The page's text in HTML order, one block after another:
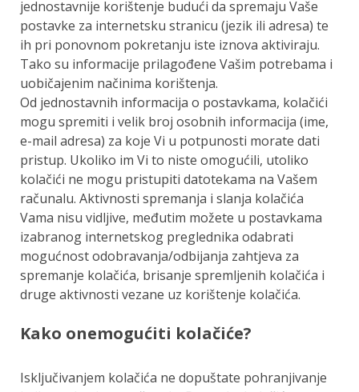
jednostavnije korištenje budući da spremaju Vaše
postavke za internetsku stranicu (jezik ili adresa) te
ih pri ponovnom pokretanju iste iznova aktiviraju.
Tako su informacije prilagođene Vašim potrebama i
uobičajenim načinima korištenja.
Od jednostavnih informacija o postavkama, kolačići
mogu spremiti i velik broj osobnih informacija (ime,
e-mail adresa) za koje Vi u potpunosti morate dati
pristup. Ukoliko im Vi to niste omogućili, utoliko
kolačići ne mogu pristupiti datotekama na Vašem
računalu. Aktivnosti spremanja i slanja kolačića
Vama nisu vidljive, međutim možete u postavkama
izabranog internetskog preglednika odabrati
mogućnost odobravanja/odbijanja zahtjeva za
spremanje kolačića, brisanje spremljenih kolačića i
druge aktivnosti vezane uz korištenje kolačića.
Kako onemogućiti kolačiće?
Isključivanjem kolačića ne dopuštate pohranjivanje